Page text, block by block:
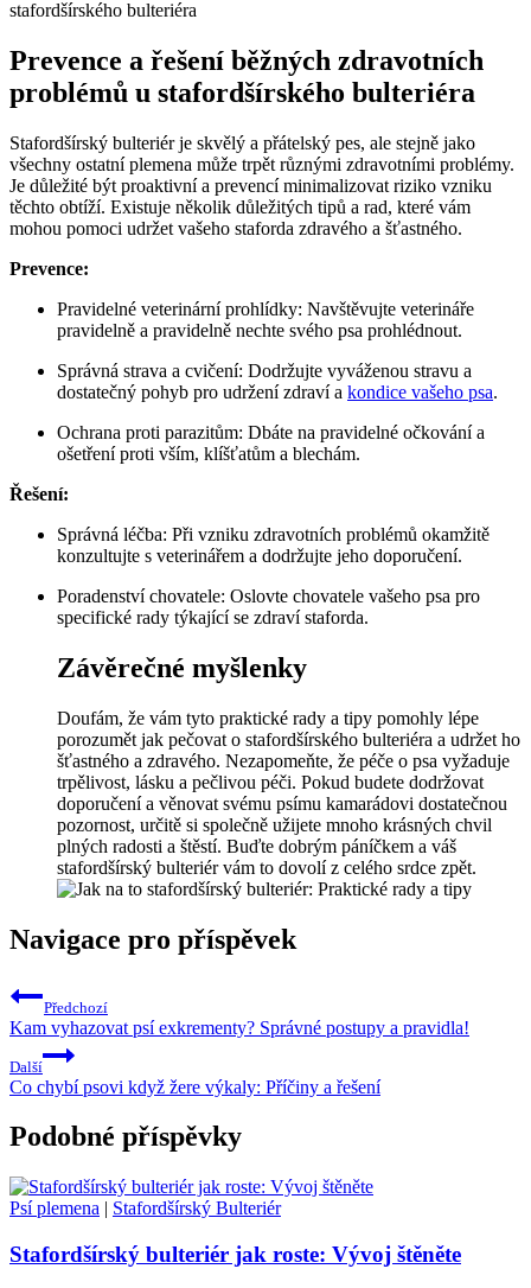
Prevence a řešení běžných zdravotních
problémů u stafordšírského bulteriéra
Stafordšírský bulteriér je skvělý a přátelský pes, ale stejně jako
všechny ostatní plemena může trpět různými zdravotními problémy.
Je důležité být proaktivní a prevencí minimalizovat riziko vzniku
těchto obtíží. Existuje několik důležitých tipů a rad, které vám
mohou pomoci udržet vašeho staforda zdravého a šťastného.
Prevence:
Pravidelné veterinární prohlídky: Navštěvujte veterináře
pravidelně a pravidelně nechte svého psa prohlédnout.
Správná strava a cvičení: Dodržujte vyváženou stravu a
dostatečný pohyb pro udržení zdraví a kondice vašeho psa.
Ochrana proti parazitům: Dbáte na pravidelné očkování a
ošetření proti vším, klíšťatům a blechám.
Řešení:
Správná léčba: Při vzniku zdravotních problémů okamžitě
konzultujte s veterinářem a dodržujte jeho doporučení.
Poradenství chovatele: Oslovte chovatele vašeho psa pro
specifické rady týkající se zdraví staforda.
Závěrečné myšlenky
Doufám, že vám tyto praktické rady a tipy pomohly lépe
porozumět jak pečovat o stafordšírského bulteriéra a udržet ho
šťastného a zdravého. Nezapomeňte, že péče o psa vyžaduje
trpělivost, lásku a pečlivou péči. Pokud budete dodržovat
doporučení a věnovat svému psímu kamarádovi dostatečnou
pozornost, určitě si společně užijete mnoho krásných chvil
plných radosti a štěstí. Buďte dobrým páníčkem a váš
stafordšírský bulteriér vám to dovolí z celého srdce zpět.
Navigace pro příspěvek
Předchozí
Kam vyhazovat psí exkrementy? Správné postupy a pravidla!
Další
Co chybí psovi když žere výkaly: Příčiny a řešení
Podobné příspěvky
Psí plemena | Stafordšírský Bulteriér
Stafordšírský bulteriér jak roste: Vývoj štěněte